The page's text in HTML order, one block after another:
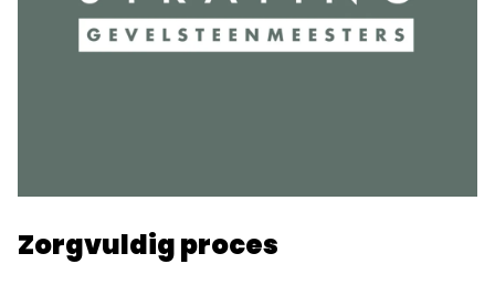
Zorgvuldig proces